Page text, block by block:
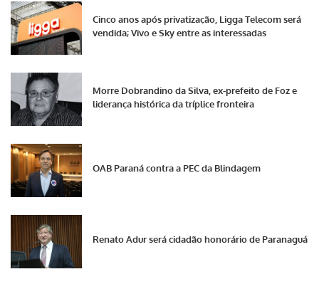
Cinco anos após privatização, Ligga Telecom será
vendida; Vivo e Sky entre as interessadas
Morre Dobrandino da Silva, ex-prefeito de Foz e
liderança histórica da tríplice fronteira
OAB Paraná contra a PEC da Blindagem
Renato Adur será cidadão honorário de Paranaguá